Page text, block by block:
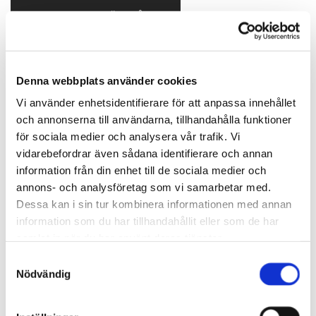
Denna webbplats använder cookies
Vi använder enhetsidentifierare för att anpassa innehållet
och annonserna till användarna, tillhandahålla funktioner
för sociala medier och analysera vår trafik. Vi
vidarebefordrar även sådana identifierare och annan
information från din enhet till de sociala medier och
annons- och analysföretag som vi samarbetar med.
Dessa kan i sin tur kombinera informationen med annan
information som du har tillhandahållit eller som de har
Nödvändig
Vi räknar en flyttning som utförs inom en radie på 10 mil från
Jönköping som Lokal flyttning. Läs mer här och kontakta oss
vid frågor eller bokning.
FLYTTA I JÖNKÖPING
Flytta företag
allt ovanstående!